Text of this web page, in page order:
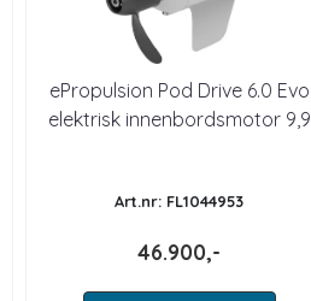
ePropulsion Pod Drive 6.0 Evo
elektrisk innenbordsmotor 9,9
Art.nr: FL1044953
46.900,-